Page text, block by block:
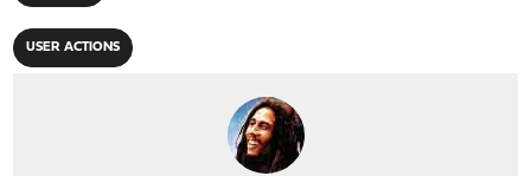
USER ACTIONS